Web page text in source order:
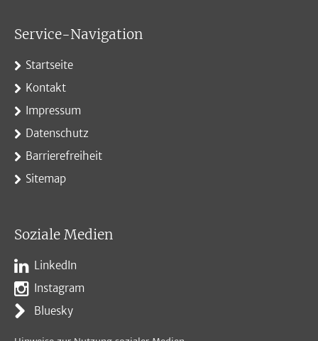
Service-Navigation
Startseite
Kontakt
Impressum
Datenschutz
Barrierefreiheit
Sitemap
Soziale Medien
LinkedIn
Instagram
Bluesky